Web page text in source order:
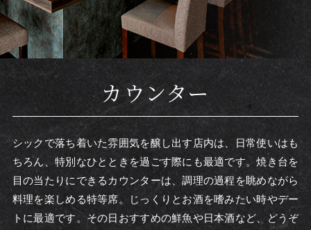
カウンター
シックで落ち着いた雰囲気を醸し出す店内は、日常使いはも
ちろん、特別なひとときを過ごす際にも最適です。焼き台を
目の当たりにできるカウンターは、調理の過程を眺めながら
料理を楽しめる特等席。じっくりとお酒を嗜みたい時やデー
トに最適です。その日おすすめの鮮魚や日本酒など、どうぞ